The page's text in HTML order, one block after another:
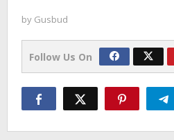
by Gusbud
Follow Us On